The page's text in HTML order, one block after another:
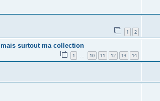
1 2
surtout ma collection
1 … 10 11 12 13 14